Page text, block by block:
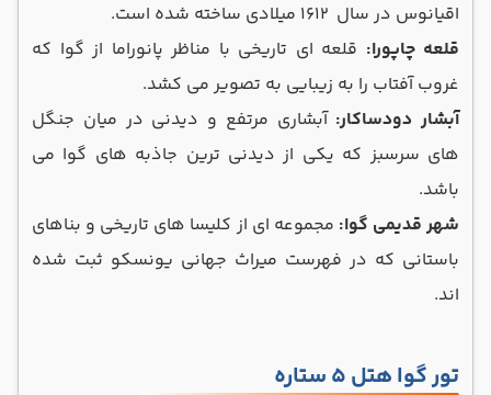
اقیانوس در سال ۱۶۱۲ میلادی ساخته شده است.
قلعه چاپورا: قلعه ‌ای تاریخی با مناظر پانوراما از گوا که
غروب آفتاب را به زیبایی به تصویر می کشد.
آبشار دودساکار: آبشاری مرتفع و دیدنی در میان جنگل
‌های سرسبز که یکی از دیدنی ترین جاذبه های گوا می
باشد.
شهر قدیمی گوا: مجموعه ‌ای از کلیسا های تاریخی و بناهای
باستانی که در فهرست میراث جهانی یونسکو ثبت شده
‌اند.
تور گوا هتل ۵ ستاره